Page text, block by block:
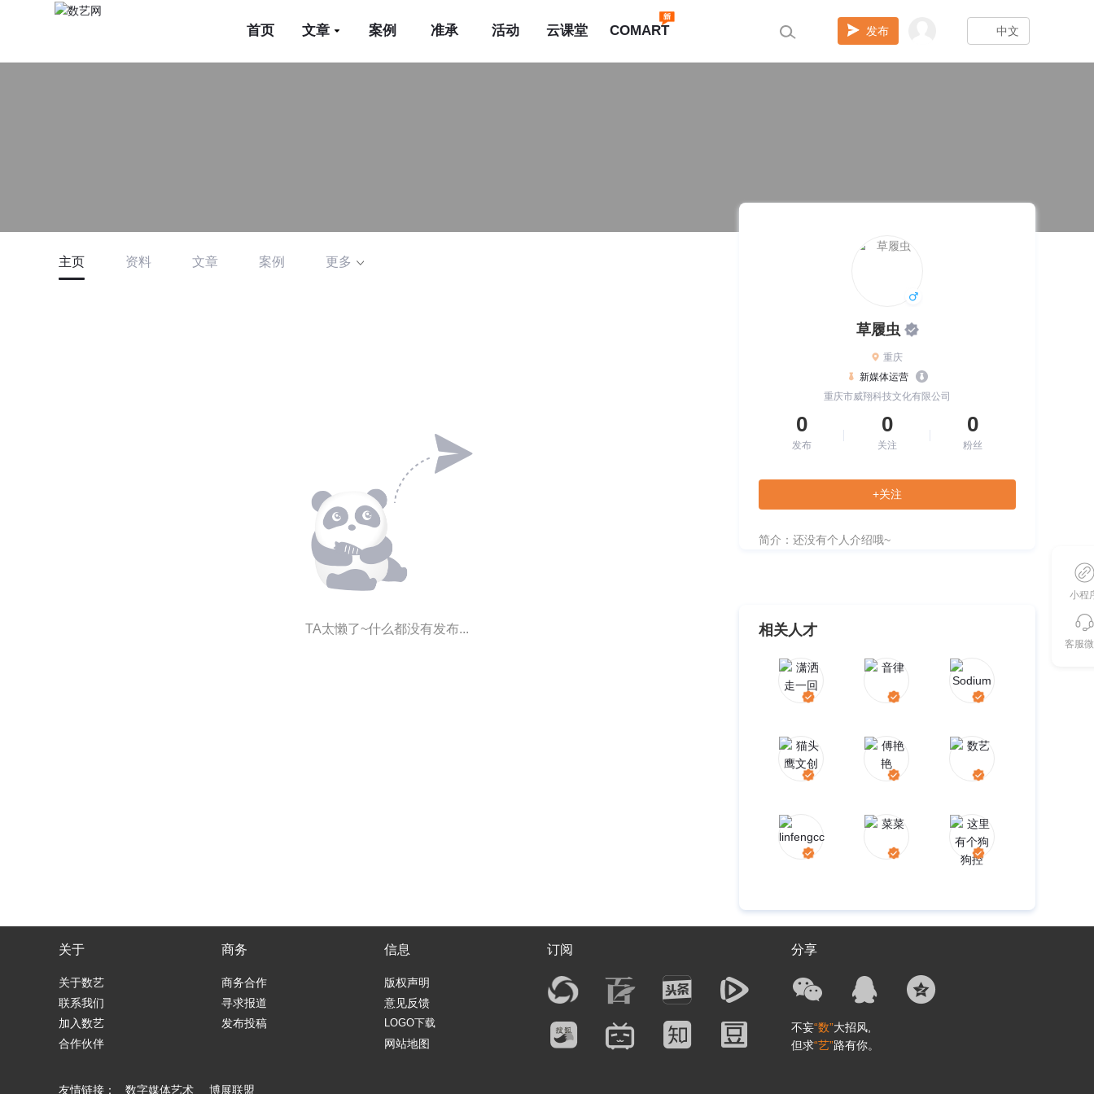
首页 文章 案例 准承 活动 云课堂 COMART 发布 中文
主页 资料 文章 案例 更多
TA太懒了~什么都没有发布...
草履虫
重庆
新媒体运营
重庆市威翔科技文化有限公司
0
发布
0
关注
0
粉丝
+关注
简介：还没有个人介绍哦~
相关人才
关于
关于数艺
联系我们
加入数艺
合作伙伴
商务
商务合作
寻求报道
发布投稿
信息
版权声明
意见反馈
LOGO下载
网站地图
订阅 分享
不妄“数”大招风,
但求“艺”路有你。
友情链接： 数字媒体艺术 博展联盟
小程
客服